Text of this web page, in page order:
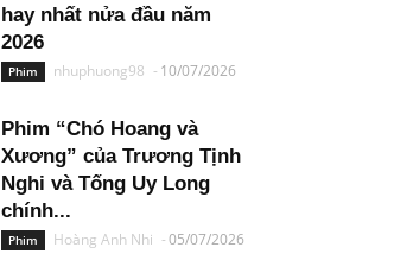
hay nhất nửa đầu năm
2026
Phim nhuphuong98 - 10/07/2026
Phim “Chó Hoang và
Xương” của Trương Tịnh
Nghi và Tống Uy Long
chính...
Phim Hoàng Anh Nhi -05/07/2026